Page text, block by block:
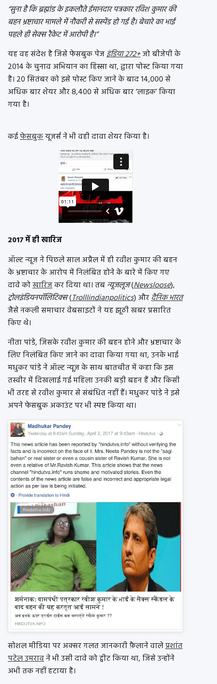
“सुना है कि ब्रह्मांड के इकलौते ईमानदार पत्रकार रविश कुमार की
बहन भ्रष्टाचार मामले में नौकरी से सस्पेंड हो गई है। बेचारे का भाई
पहले ही सेक्स रैकेट में आरोपी है।”
यह वह संदेश है जिसे फेसबुक पेजइंडिया 272+जो बीजेपी के
2014 के चुनाव अभियान का हिस्सा था, द्वारा पोस्ट किया गया
है। 20 सितंबर को इसे पोस्ट किए जाने के बाद 14,000 से
अधिक बार शेयर और 8,400 से अधिक बार ‘लाइक’ किया
गया है।
कईफेसबुकयूजर्स ने भी वही दावा शेयर किया है।
2017 में ही खारिज
ऑल्ट न्यूज ने पिछले साल अप्रैल में ही रवीश कुमार की बहन
के भ्रष्टाचार के आरोप में निलंबित होने के बारे में किए गए
दावे कोखारिजकर दिया था। तबन्यूजलूज(Newsloose),
ट्रोलइंडियनपॉलिटिक्स(TrollIindianpolitics) औरदैनिक भारत
जैसे नकली समाचार वेबसाइटों ने यह झूठी खबर प्रसारित
किए थे।
नीता पांडे, जिसके रवीश कुमार की बहन होने और भ्रष्टाचार के
लिए निलंबित किए जाने का दावा किया गया था, उनके भाई
मधुकर पांडे ने ऑल्ट न्यूज़ के साथ बातचीत में कहा कि इस
तस्वीर में दिखलाई गई महिला उनकी बड़ी बहन हैं और किसी
भी तरह से रवीश कुमार से संबंधित नहीं हैं। मधुकर पांडे ने इसे
अपने फेसबुक अकाउंट पर भी स्पष्ट किया था।
सोशल मीडिया पर अक्सर गलत जानकारी फ़ैलाने वालेप्रशांत
पटेल उमरावने भी उसी दावे को ट्वीट किया था, जिसे उन्होंने
अभी तक नहीं हटाया है।